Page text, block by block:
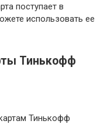
поступает в
использовать ее
Тинькофф
Тинькофф